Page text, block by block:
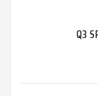
Q3